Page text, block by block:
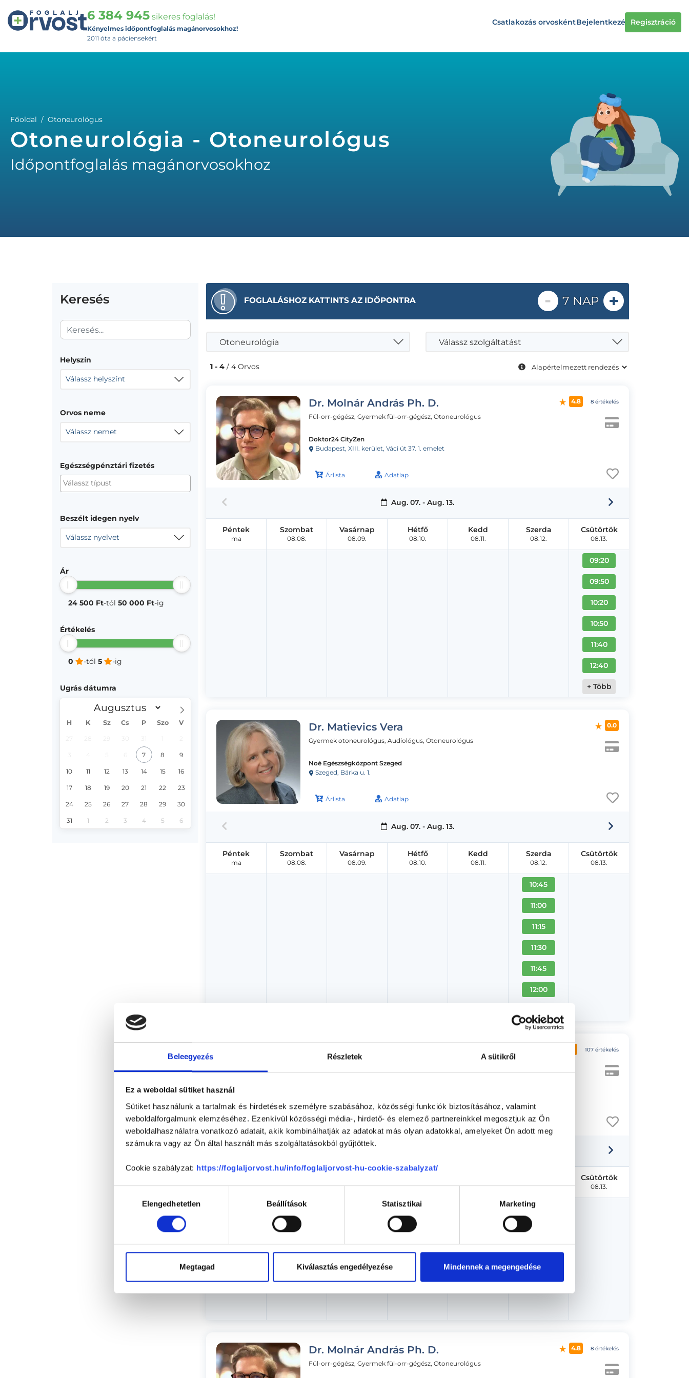
Beleegyezés Részletek A sütikről
Ez a weboldal sütiket használ
Sütiket használunk a tartalmak és hirdetések személyre szabásához, közösségi funkciók biztosításához, valamint
weboldalforgalmunk elemzéséhez. Ezenkívül közösségi média-, hirdető- és elemező partnereinkkel megosztjuk az Ön
weboldalhasználatra vonatkozó adatait, akik kombinálhatják az adatokat más olyan adatokkal, amelyeket Ön adott meg
számukra vagy az Ön által használt más szolgáltatásokból gyűjtöttek.
Cookie szabályzat: https://foglaljorvost.hu/info/foglaljorvost-hu-cookie-szabalyzat/
kiválasztásaElengedhetetlen Beállítások Statisztikai Marketing
Megtagad Kiválasztás engedélyezése Mindennek a megengedése
6 384 945 sikeres foglalás!
Kényelmes időpontfoglalás magánorvosokhoz!
2011 óta a páciensekért
Csatlakozás orvoskéntBejelentkezés Regisztráció
Főoldal Otoneurológus
Otoneurológia - Otoneurológus
Időpontfoglalás magánorvosokhoz
Keresés
Helyszín
Válassz helyszínt
Orvos neme
Válassz nemet
Egészségpénztári fizetés
Beszélt idegen nyelv
Válassz nyelvet
Ár
24 500 Ft-tól 50 000 Ft-ig
Értékelés
0 -tól 5 -ig
Ugrás dátumra
H K Sz Cs P Szo V
7 8 9
10 11 12 13 14 15 16
17 18 19 20 21 22 23
24 25 26 27 28 29 30
31 1 2 3 4 5 6
FOGLALÁSHOZ KATTINTS AZ IDŐPONTRA - 7 NAP +
Otoneurológia Válassz szolgáltatást
1 - 4 / 4 Orvos
Dr. Molnár András Ph. D.
Fül-orr-gégész, Gyermek fül-orr-gégész, Otoneurológus
Doktor24 CityZen
Budapest, XIII. kerület, Váci út 37. 1. emelet
Árlista Adatlap
4.8 8 értékelés
Aug. 07. - Aug. 13.
Péntek
ma
Szombat
08.08.
Vasárnap
08.09.
Hétfő
08.10.
Kedd
08.11.
Szerda
08.12.
Csütörtök
08.13.
09:20
09:50
10:20
10:50
11:40
12:40
+ Több
Dr. Matievics Vera
Gyermek otoneurológus, Audiológus, Otoneurológus
Noé Egészségközpont Szeged
Szeged, Bárka u. 1.
Árlista Adatlap
0.0
Aug. 07. - Aug. 13.
Péntek
ma
Szombat
08.08.
Vasárnap
08.09.
Hétfő
08.10.
Kedd
08.11.
Szerda
08.12.
10:45
11:00
11:15
11:30
11:45
12:00
Csütörtök
08.13.
Dr. Tóth Miklós
Árlista Adatlap
107 értékelés
Következő időpont:
ma 08.08. 08.09. 08.10. 08.11. 08.12.
Csütörtök
08.13.
Dr. Molnár András Ph. D.
Fül-orr-gégész, Gyermek fül-orr-gégész, Otoneurológus
4.8 8 értékelés